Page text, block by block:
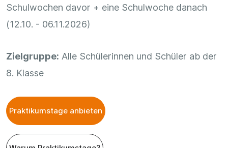
Schulwochen davor + eine Schulwoche danach
(12.10. - 06.11.2026)
Zielgruppe: Alle Schülerinnen und Schüler ab der
8. Klasse
Praktikumstage anbieten